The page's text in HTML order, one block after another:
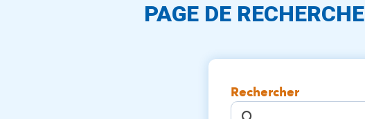
PAGE DE RECHERCHE
Rechercher